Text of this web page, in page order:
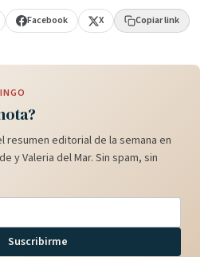
Facebook X Copiar link
resumen editorial de la semana en
y Valeria del Mar. Sin spam, sin
Suscribirme